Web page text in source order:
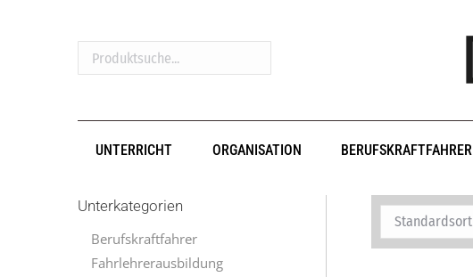
Produktsuche...
UNTERRICHT ORGANISATION BERUFSKRAFTFAHRER
Unterkategorien
Berufskraftfahrer
Fahrlehrerausbildung